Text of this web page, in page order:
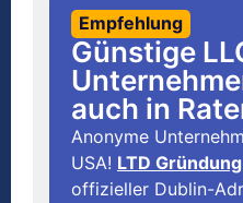
Empfehlung
Günstige
auch in
Anonyme
USA! LTD
offizieller Dublin-